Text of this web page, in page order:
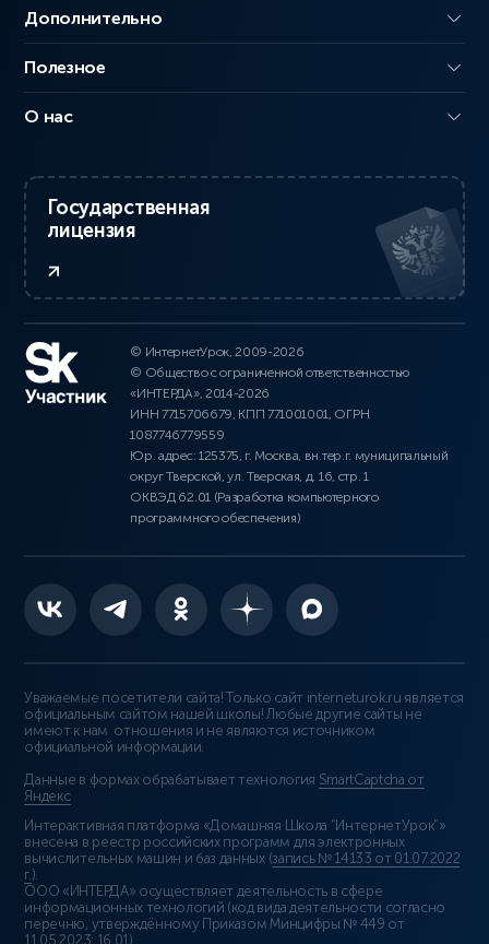
Дополнительно
Полезное
О нас
Государственная
лицензия
© ИнтернетУрок, 2009-2026
© Общество с ограниченной ответственностью
«ИНТЕРДА», 2014-2026
ИНН 7715706679, КПП 771001001, ОГРН
1087746779559
Юр. адрес: 125375, г. Москва, вн.тер.г. муниципальный
округ Тверской, ул. Тверская, д. 16, стр. 1
ОКВЭД 62.01 (Разработка компьютерного
программного обеспечения)
Уважаемые посетители сайта! Только сайт interneturok.ru является
официальным сайтом нашей школы! Любые другие сайты не
имеют к нам отношения и не являются источником
официальной информации.
Данные в формах обрабатывает технология SmartCaptcha от
Яндекс
Интерактивная платформа «Домашняя Школа “ИнтернетУрок”»
внесена в реестр российских программ для электронных
вычислительных машин и баз данных (запись № 14133 от 01.07.2022
г.).
ООО «ИНТЕРДА» осуществляет деятельность в сфере
информационных технологий (код вида деятельности согласно
перечню, утверждённому Приказом Минцифры № 449 от
11.05.2023: 16.01)